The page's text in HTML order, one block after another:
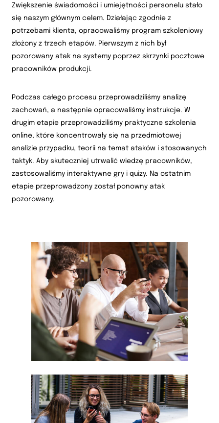
Zwiększenie świadomości i umiejętności personelu stało
się naszym głównym celem. Działając zgodnie z
potrzebami klienta, opracowaliśmy program szkoleniowy
złożony z trzech etapów. Pierwszym z nich był
pozorowany atak na systemy poprzez skrzynki pocztowe
pracowników produkcji.
Podczas całego procesu przeprowadziliśmy analizę
zachowań, a następnie opracowaliśmy instrukcje. W
drugim etapie przeprowadziliśmy praktyczne szkolenia
online, które koncentrowały się na przedmiotowej
analizie przypadku, teorii na temat ataków i stosowanych
taktyk. Aby skuteczniej utrwalić wiedzę pracowników,
zastosowaliśmy interaktywne gry i quizy. Na ostatnim
etapie przeprowadzony został ponowny atak
pozorowany.